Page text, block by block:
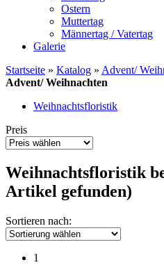
Ostern
Muttertag
Männertag / Vatertag
Galerie
Startseite » Katalog » Advent/
Advent/ Weihnachten
Weihnachtsfloristik
Preis
Weihnachtsfloristik
Artikel gefunden)
Sortieren nach:
1